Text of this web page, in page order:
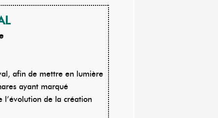
afin de mettre en lumière
ayant marqué
l’évolution de la création